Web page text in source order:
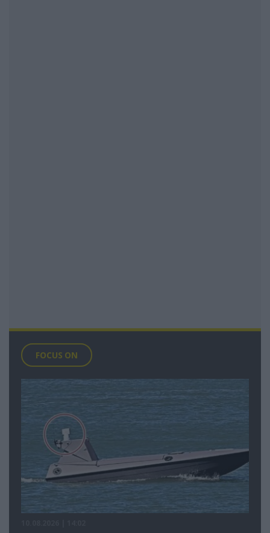
FOCUS ON